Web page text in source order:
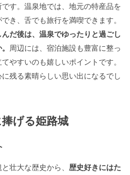
す。温泉地では、地元の特産品を
き、舌でも旅行を満喫できます。
だ後は、温泉でゆったりと過ごし
周辺には、宿泊施設も豊富に整っ
やすいのも嬉しいポイントです。
残る素晴らしい思い出になるでし
げる姫路城
壮大な歴史から、 歴史好きにはた